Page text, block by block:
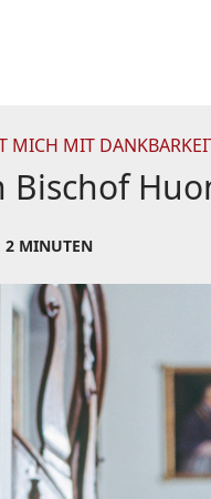
MICH MIT
Bischof
2 MINUTEN